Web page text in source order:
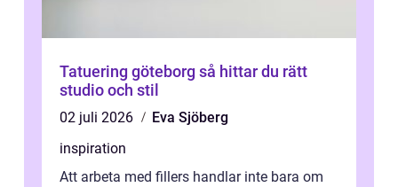
Tatuering göteborg så hittar du rätt
studio och stil
02 juli 2026
Eva Sjöberg
inspiration
Att arbeta med fillers handlar inte bara om